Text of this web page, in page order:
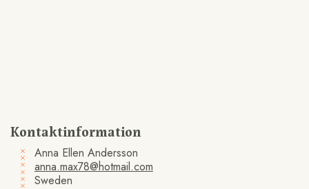
Kontaktinformation
Anna Ellen Andersson
anna.max78@hotmail.com
Sweden